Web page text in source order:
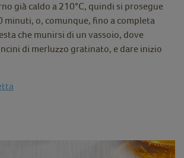
già caldo a 210°C, quindi si prosegue
minuti, o, comunque, fino a completa
che munirsi di un vassoio, dove
di merluzzo gratinato, e dare inizio